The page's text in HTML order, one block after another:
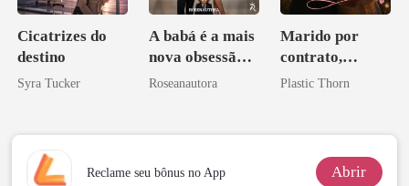
Cicatrizes do
destino
Syra Tucker
A babá é a mais
nova obsessão
do CEO
Roseanautora
Marido por
contrato,
amante de
Plastic Thorn
Reclame seu bônus no App Abrir